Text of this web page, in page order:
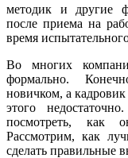
методик и другие
после приема на
время
Во многих
формально.
новичком, а
этого
посмотреть, как
Рассмотрим, как
сделать правильные